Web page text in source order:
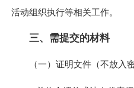
活动组织执行等相关工作。
三、需提交的材料
（一）证明文件（不放入密